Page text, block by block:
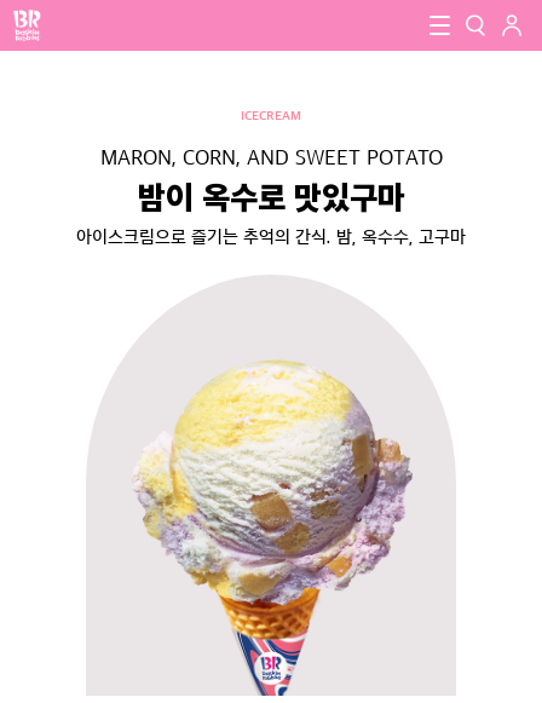
baskin robbins 검색
로그
close
ICECREAM
MARON, CORN, AND SWEET POTATO
밤이 옥수로 맛있구마
아이스크림으로 즐기는 추억의 간식. 밤, 옥수수, 고구마